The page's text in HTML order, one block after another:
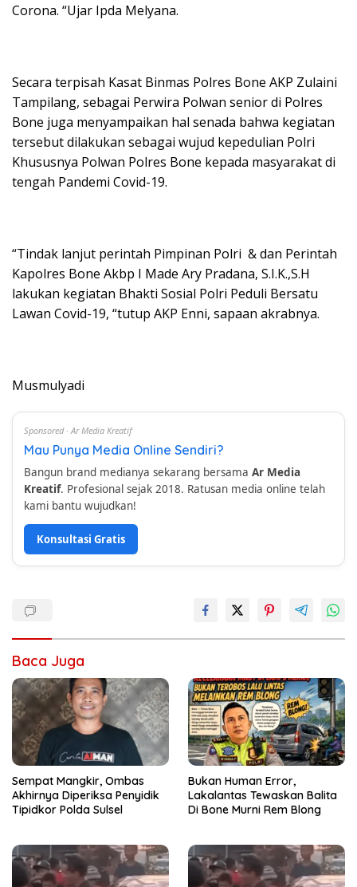
Corona. “Ujar Ipda Melyana.
Secara terpisah Kasat Binmas Polres Bone AKP Zulaini
Tampilang, sebagai Perwira Polwan senior di Polres
Bone juga menyampaikan hal senada bahwa kegiatan
tersebut dilakukan sebagai wujud kepedulian Polri
Khususnya Polwan Polres Bone kepada masyarakat di
tengah Pandemi Covid-19.
“Tindak lanjut perintah Pimpinan Polri & dan Perintah
Kapolres Bone Akbp I Made Ary Pradana, S.I.K.,S.H
lakukan kegiatan Bhakti Sosial Polri Peduli Bersatu
Lawan Covid-19, “tutup AKP Enni, sapaan akrabnya.
Musmulyadi
Sponsored · Ar Media Kreatif
Mau Punya Media Online Sendiri?
Bangun brand medianya sekarang bersama Ar Media
Kreatif. Profesional sejak 2018. Ratusan media online telah
kami bantu wujudkan!
Konsultasi Gratis
Baca Juga
Sempat Mangkir, Ombas
Akhirnya Diperiksa Penyidik
Tipidkor Polda Sulsel
Bukan Human Error,
Lakalantas Tewaskan Balita
Di Bone Murni Rem Blong